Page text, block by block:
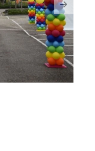
Next